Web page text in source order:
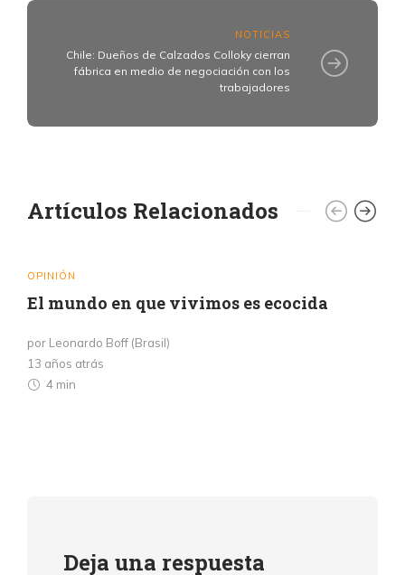
NOTICIAS
Chile: Dueños de Calzados Colloky cierran
fábrica en medio de negociación con los
trabajadores
Artículos Relacionados
OPINIÓN
El mundo en que vivimos es ecocida
por Leonardo Boff (Brasil)
13 años atrás
4 min
Deja una respuesta